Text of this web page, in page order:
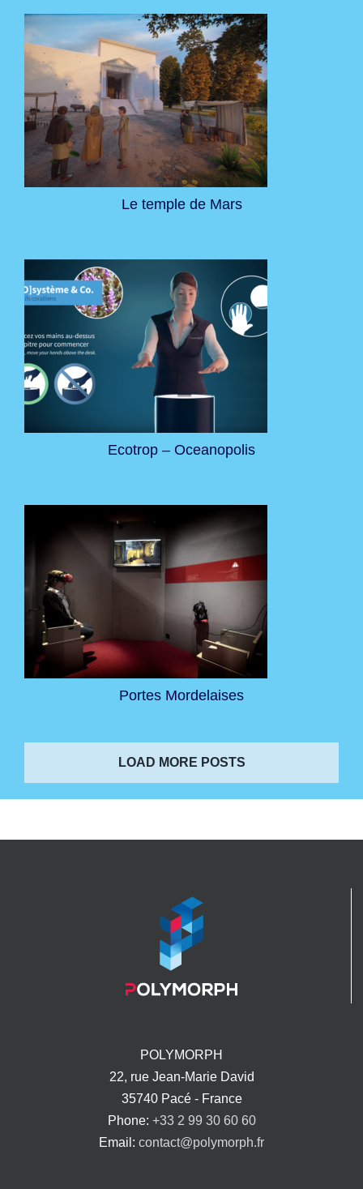
Le temple de Mars
Ecotrop – Oceanopolis
Portes Mordelaises
LOAD MORE POSTS
POLYMORPH
22, rue Jean-Marie David
35740 Pacé - France
Phone: +33 2 99 30 60 60
Email: contact@polymorph.fr